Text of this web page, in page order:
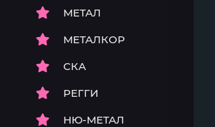
МЕТАЛ
МЕТАЛКОР
СКА
РЕГГИ
НЮ-МЕТАЛ